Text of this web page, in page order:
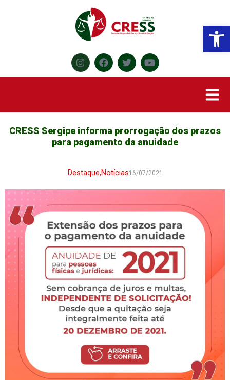
CRESS Sergipe informa prorrogação dos prazos
para pagamento da anuidade
Destaque,Notícias16/07/2021